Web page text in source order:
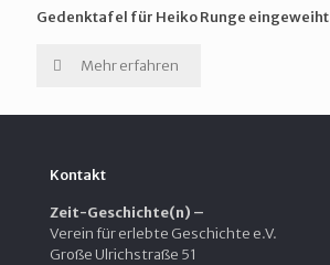
Gedenktafel für Heiko Runge eingeweiht
Mehr erfahren
Kontakt
Zeit-Geschichte(n) –
Verein für erlebte Geschichte e.V.
Große Ulrichstraße 51